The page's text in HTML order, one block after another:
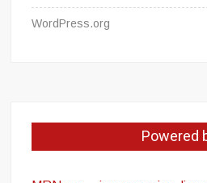
WordPress.org
Powered